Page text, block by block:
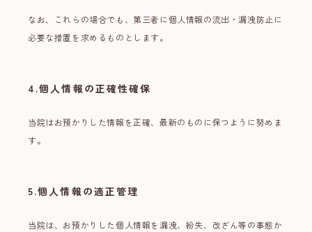
なお、これらの場合でも、第三者に個人情報の流出・漏洩防止に
必要な措置を求めるものとします。
4.個人情報の正確性確保
当院はお預かりした情報を正確、最新のものに保つように努めま
す。
5.個人情報の適正管理
当院は、お預かりした個人情報を漏洩、紛失、改ざん等の事態か